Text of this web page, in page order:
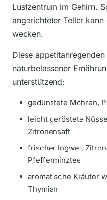
Lustzentrum im Gehirn.
angerichteter Teller kann
wecken.
Diese
naturbelassener
unterstützend:
gedünstete Möhren,
leicht geröstete
Zitronensaft
frischer Ingwer,
Pfefferminztee
aromatische Kräuter
Thymian